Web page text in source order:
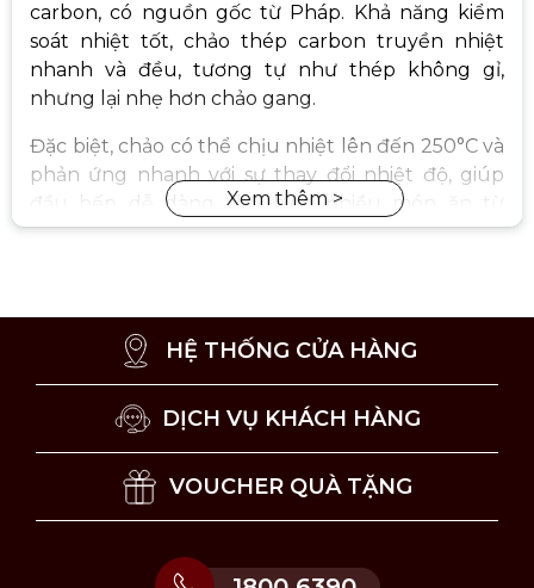
carbon, có nguồn gốc từ Pháp. Khả năng kiểm
soát nhiệt tốt, chảo thép carbon truyền nhiệt
nhanh và đều, tương tự như thép không gỉ,
nhưng lại nhẹ hơn chảo gang.
Đặc biệt, chảo có thể chịu nhiệt lên đến 250°C và
phản ứng nhanh với sự thay đổi nhiệt độ, giúp
đầu bếp dễ dàng chế biến nhiều món ăn từ
chiên, xào đến áp chảo.
HỆ THỐNG CỬA HÀNG
DỊCH VỤ KHÁCH HÀNG
VOUCHER QUÀ TẶNG